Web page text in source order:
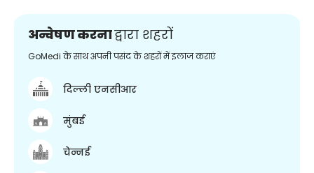
अन्वेषण करनाद्वारा शहरों
GoMedi के साथ अपनी पसंद के शहरों में इलाज कराएं
दिल्ली एनसीआर
मुंबई
चेन्नई